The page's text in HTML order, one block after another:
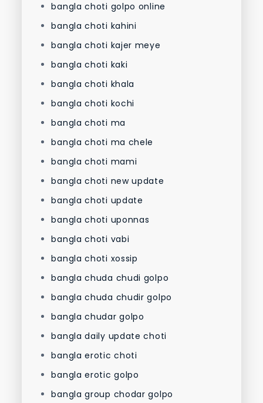
bangla choti golpo online
bangla choti kahini
bangla choti kajer meye
bangla choti kaki
bangla choti khala
bangla choti kochi
bangla choti ma
bangla choti ma chele
bangla choti mami
bangla choti new update
bangla choti update
bangla choti uponnas
bangla choti vabi
bangla choti xossip
bangla chuda chudi golpo
bangla chuda chudir golpo
bangla chudar golpo
bangla daily update choti
bangla erotic choti
bangla erotic golpo
bangla group chodar golpo